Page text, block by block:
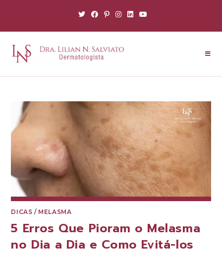
DICAS / MELASMA
5 Erros Que Pioram o Melasma
no Dia a Dia e Como Evitá-los